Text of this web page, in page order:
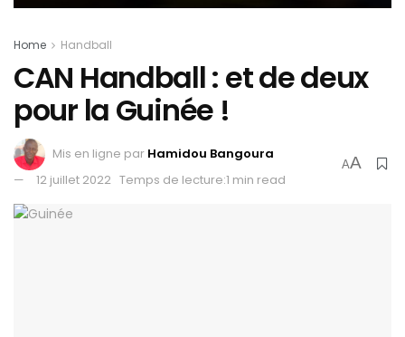
Home Handball
CAN Handball : et de deux
pour la Guinée !
Mis en ligne par Hamidou Bangoura
12 juillet 2022 Temps de lecture:1 min read
AA